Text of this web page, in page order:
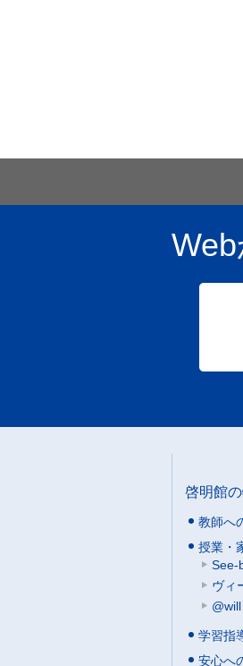
啓明館
教師へ
授業・
See-
ヴィ
学習指
安心へ